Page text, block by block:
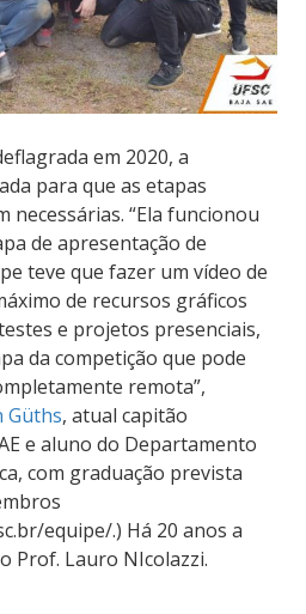
em 2020, a
para que as etapas
necessárias. “Ela funcionou
de apresentação de
teve que fazer um vídeo de
de recursos gráficos
e projetos presenciais,
da competição que pode
remota”,
Güths, atual capitão
e aluno do Departamento
com graduação prevista
equipe/.) Há 20 anos a
Prof. Lauro NIcolazzi.